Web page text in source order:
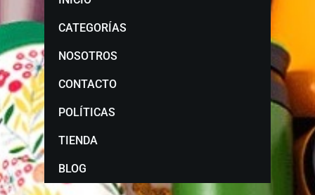
CATEGORÍAS
NOSOTROS
CONTACTO
POLÍTICAS
TIENDA
BLOG